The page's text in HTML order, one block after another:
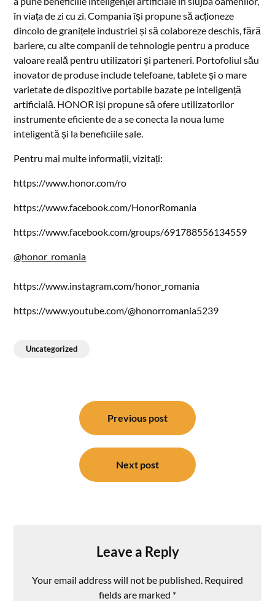
în viața de zi cu zi. Compania își propune să acționeze
dincolo de granițele industriei și să colaboreze deschis, fără
bariere, cu alte companii de tehnologie pentru a produce
valoare reală pentru utilizatori și parteneri. Portofoliul său
inovator de produse include telefoane, tablete și o mare
varietate de dispozitive portabile bazate pe inteligență
artificială. HONOR își propune să ofere utilizatorilor
instrumente eficiente de a se conecta la noua lume
inteligentă și la beneficiile sale.
Pentru mai multe informații, vizitați:
https://www.honor.com/ro
https://www.facebook.com/HonorRomania
https://www.facebook.com/groups/691788556134559
@honor_romania
https://www.instagram.com/honor_romania
https://www.youtube.com/@honorromania5239
Uncategorized
Previous post
Next post
Leave a Reply
Your email address will not be published. Required
fields are marked *